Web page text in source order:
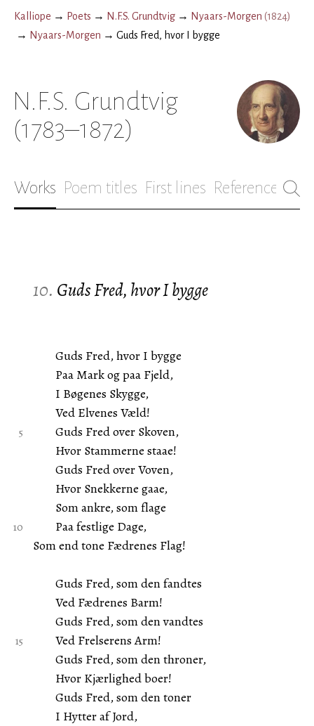
Kalliope → Poets → N.F.S. Grundtvig → Nyaars-Morgen (1824)
→ Nyaars-Morgen → Guds Fred, hvor I bygge
N.F.S. Grundtvig
(1783–1872)
Works Poem titles First lines References
10. Guds Fred, hvor I bygge
Guds Fred, hvor I bygge
Paa Mark og paa Fjeld,
I Bøgenes Skygge,
Ved Elvenes Væld!
Guds Fred over Skoven,
Hvor Stammerne staae!
Guds Fred over Voven,
Hvor Snekkerne gaae,
Som ankre, som flage
Paa festlige Dage,
Som end tone Fædrenes Flag!
Guds Fred, som den fandtes
Ved Fædrenes Barm!
Guds Fred, som den vandtes
Ved Frelserens Arm!
Guds Fred, som den throner,
Hvor Kjærlighed boer!
Guds Fred, som den toner
I Hytter af Jord,